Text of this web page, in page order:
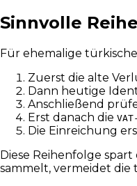
Sinnvolle
Für ehemalige
Zuerst die alte
Dann heutige
Anschließend
Erst danach die
Die Einreichung
Diese Reihenfolge
sammelt, vermeidet die